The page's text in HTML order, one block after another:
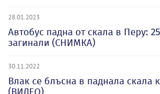
28.01.2023
Автобус падна от скала в Перу:
загинали (СНИМКА)
30.11.2022
Влак се блъсна в паднала скала